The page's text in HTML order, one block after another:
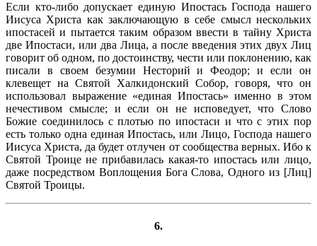
Если кто-либо допускает единую Ипостась Господа нашего
Иисуса Христа как заключающую в себе смысл нескольких
ипостасей и пытается таким образом ввести в тайну Христа
две Ипостаси, или два Лица, а после введения этих двух Лиц
говорит об одном, по достоинству, чести или поклонению, как
писали в своем безумии Несторий и Феодор; и если он
клевещет на Святой Халкидонский Собор, говоря, что он
использовал выражение «единая Ипостась» именно в этом
нечестивом смысле; и если он не исповедует, что Слово
Божие соединилось с плотью по ипостаси и что с этих пор
есть только одна единая Ипостась, или Лицо, Господа нашего
Иисуса Христа, да будет отлучен от сообщества верных. Ибо к
Святой Троице не прибавилась какая-то ипостась или лицо,
даже посредством Воплощения Бога Слова, Одного из [Лиц]
Святой Троицы.
6.